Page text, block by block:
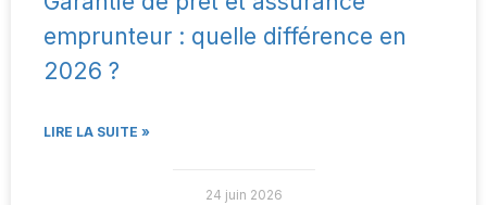
emprunteur : quelle différence en
2026 ?
LIRE LA SUITE »
24 juin 2026